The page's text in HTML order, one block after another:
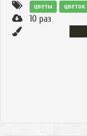
цветы цветок
10 раз